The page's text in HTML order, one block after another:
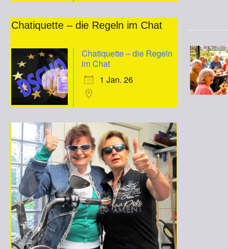
Chatiquette – die Regeln im Chat
Chatiquette – die Regeln
im Chat
1 Jan. 26